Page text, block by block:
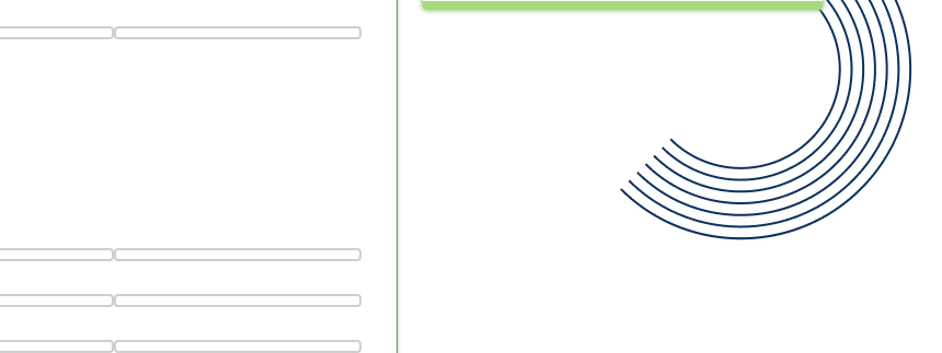
May
Read More
পহেলা বৈশাখ ১৪৩৩ উপলক্ষে ছুটির বিজ্ঞপ্তি